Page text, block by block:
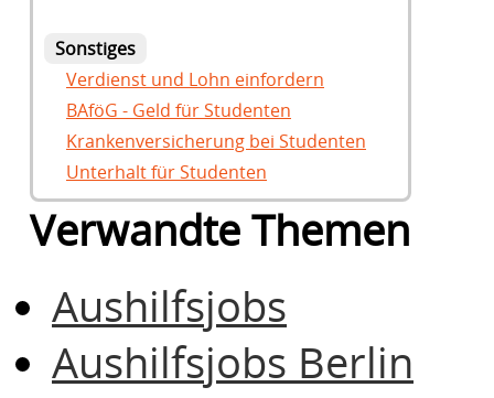
Sonstiges
Verdienst und Lohn einfordern
BAföG - Geld für Studenten
Krankenversicherung bei Studenten
Unterhalt für Studenten
Verwandte Themen
Aushilfsjobs
Aushilfsjobs Berlin